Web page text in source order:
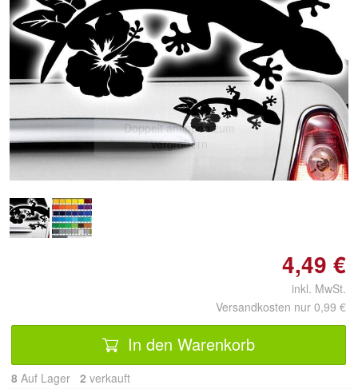
Doppelt antippen zum
vergrößern
4,49 €
inkl. MwSt.
Versandkosten nur 0,99 €
In den Warenkorb
8 Auf Lager 2 verkauft